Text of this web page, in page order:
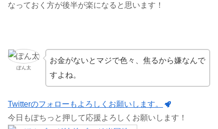
なっておく方が後半が楽になると思います！
ぽん太
お金がないとマジで色々、焦るから嫌なんで
すよね。
Twitterのフォローもよろしくお願いします。
今日もぽちっと押して応援よろしくお願いします！